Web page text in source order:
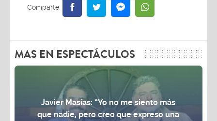
MAS EN ESPECTÁCULOS
Javier Masías: “Yo no me siento más
que nadie, pero creo que expreso una